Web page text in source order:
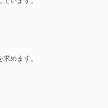
めます。